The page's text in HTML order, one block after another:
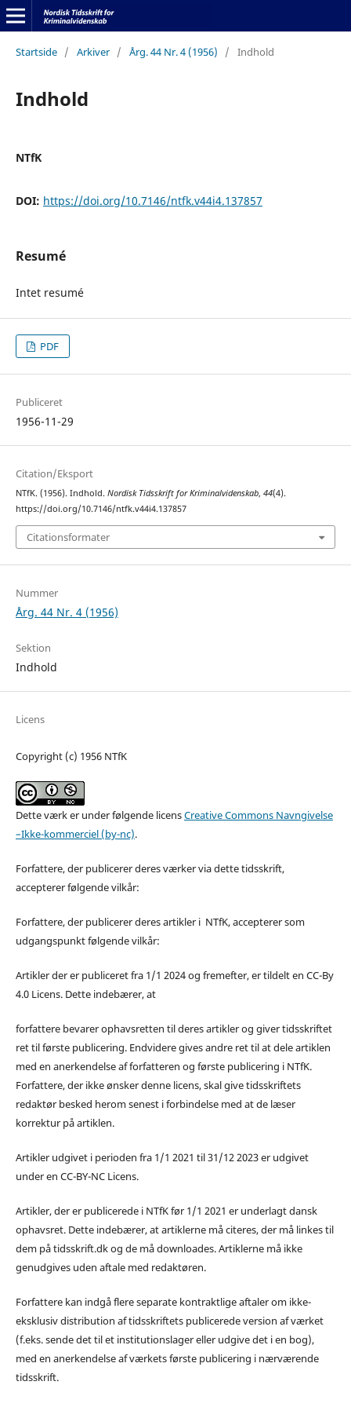
Startside / Arkiver / Årg. 44 Nr. 4 (1956) / Indhold
Indhold
NTfK
DOI: https://doi.org/10.7146/ntfk.v44i4.137857
Resumé
Intet resumé
PDF
Publiceret
1956-11-29
Citation/Eksport
NTfK. (1956). Indhold. Nordisk Tidsskrift for Kriminalvidenskab, 44(4).
https://doi.org/10.7146/ntfk.v44i4.137857
Citationsformater
Nummer
Årg. 44 Nr. 4 (1956)
Sektion
Indhold
Licens
Copyright (c) 1956 NTfK
Dette værk er under følgende licensCreative Commons Navngivelse
–Ikke-kommerciel (by-nc).
Forfattere, der publicerer deres værker via dette tidsskrift,
accepterer følgende vilkår:
Forfattere, der publicerer deres artikler i NTfK, accepterer som
udgangspunkt følgende vilkår:
Artikler der er publiceret fra 1/1 2024 og fremefter, er tildelt en CC-By
4.0 Licens. Dette indebærer, at
forfattere bevarer ophavsretten til deres artikler og giver tidsskriftet
ret til første publicering. Endvidere gives andre ret til at dele artiklen
med en anerkendelse af forfatteren og første publicering i NTfK.
Forfattere, der ikke ønsker denne licens, skal give tidsskriftets
redaktør besked herom senest i forbindelse med at de læser
korrektur på artiklen.
Artikler udgivet i perioden fra 1/1 2021 til 31/12 2023 er udgivet
under en CC-BY-NC Licens.
Artikler, der er publicerede i NTfK før 1/1 2021 er underlagt dansk
ophavsret. Dette indebærer, at artiklerne må citeres, der må linkes til
dem på tidsskrift.dk og de må downloades. Artiklerne må ikke
genudgives uden aftale med redaktøren.
Forfattere kan indgå flere separate kontraktlige aftaler om ikke-
eksklusiv distribution af tidsskriftets publicerede version af værket
(f.eks. sende det til et institutionslager eller udgive det i en bog),
med en anerkendelse af værkets første publicering i nærværende
tidsskrift.